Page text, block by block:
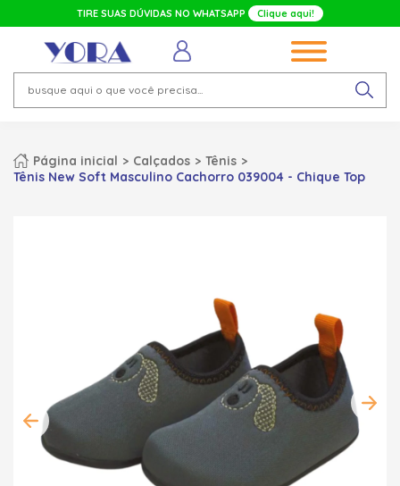
TIRE SUAS DÚVIDAS NO WHATSAPP Clique aqui!
Página inicial Calçados
Tênis
Tênis New Soft Masculino Cachorro 039004 - Chique Top